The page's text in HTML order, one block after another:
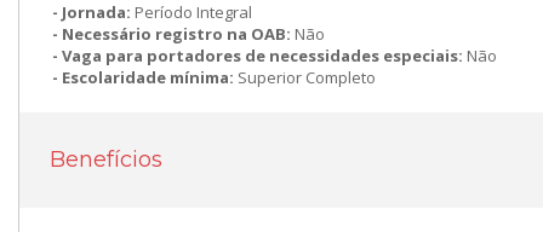
Jornada: Período Integral
Necessário registro na OAB: Não
Vaga para portadores de necessidades especiais: Não
Escolaridade mínima: Superior Completo
Benefícios